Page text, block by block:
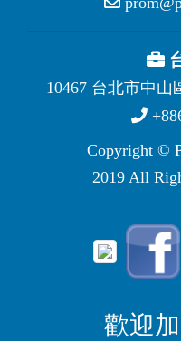
10467 台北市中山
Copyright ©
2019 All
歡迎